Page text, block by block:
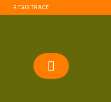
REGISTRACE
NÁKUPNÍ